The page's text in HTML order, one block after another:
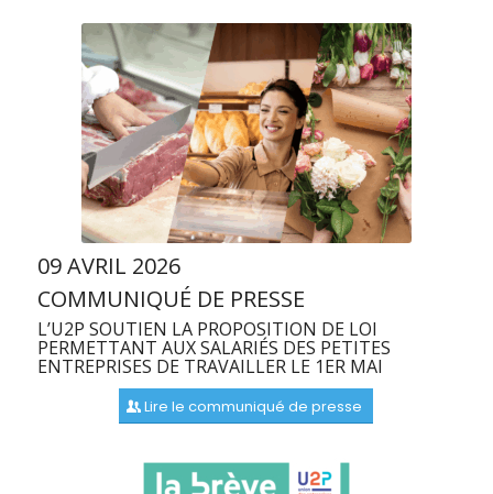
09 AVRIL 2026
COMMUNIQUÉ DE PRESSE
L’U2P SOUTIEN LA PROPOSITION DE LOI
PERMETTANT AUX SALARIÉS DES PETITES
ENTREPRISES DE TRAVAILLER LE 1ER MAI
Lire le communiqué de presse